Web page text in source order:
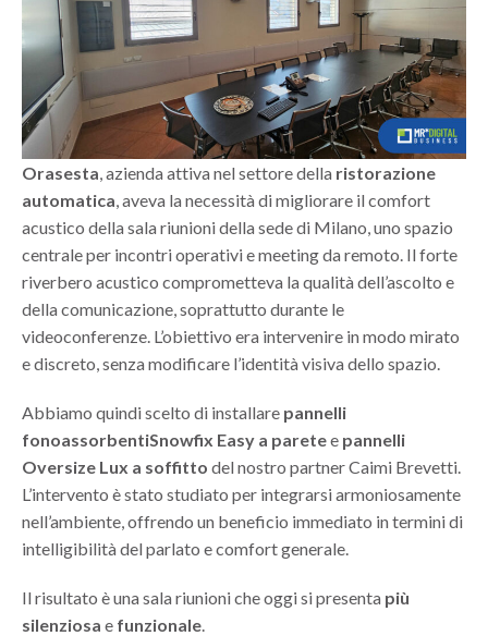
Orasesta, azienda attiva nel settore della ristorazione
automatica, aveva la necessità di migliorare il comfort
acustico della sala riunioni della sede di Milano, uno spazio
centrale per incontri operativi e meeting da remoto. Il forte
riverbero acustico comprometteva la qualità dell’ascolto e
della comunicazione, soprattutto durante le
videoconferenze. L’obiettivo era intervenire in modo mirato
e discreto, senza modificare l’identità visiva dello spazio.
Abbiamo quindi scelto di installare pannelli
fonoassorbentiSnowfix Easy a paretee pannelli
Oversize Lux a soffitto del nostro partner Caimi Brevetti.
L’intervento è stato studiato per integrarsi armoniosamente
nell’ambiente, offrendo un beneficio immediato in termini di
intelligibilità del parlato e comfort generale.
Il risultato è una sala riunioni che oggi si presenta più
silenziosa e funzionale.